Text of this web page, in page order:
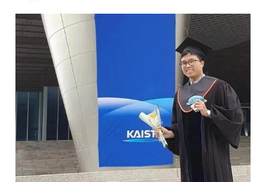
© 2003-2026 Bản quyền thuộc về Báo Thanh Niên. Cấm sao
chép dưới mọi hình thức nếu không có sự chấp thuận bằng văn
bản. Phát triển bởi ePi Technologies, JSC.